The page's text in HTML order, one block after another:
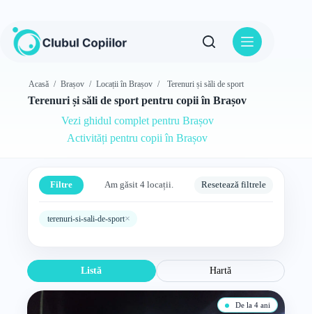
conținut
Acasă / Brașov / Locații în Brașov / Terenuri și săli de sport
Terenuri și săli de sport pentru copii în Brașov
Vezi ghidul complet pentru Brașov
Activități pentru copii în Brașov
Filtre Am găsit 4 locații. Resetează filtrele
terenuri-si-sali-de-sport×
Listă Hartă
De la 4 ani